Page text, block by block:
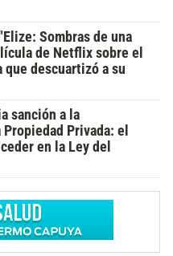
Sombras de una
de Netflix sobre el
que descuartizó a su
sanción a la
Privada: el
en la Ley del